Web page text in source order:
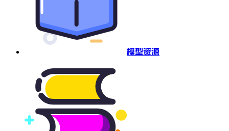
模型资源